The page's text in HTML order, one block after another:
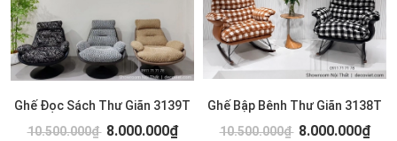
Ghế Đọc Sách Thư Giãn 3139T
10.500.000₫ 8.000.000₫
Ghế Bập Bênh Thư Giãn 3138T
10.500.000₫ 8.000.000₫